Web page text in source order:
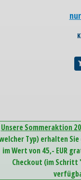
Unsere Sommeraktion
Typ) erhalten
im Wert von 45,- EUR
Checkout (im